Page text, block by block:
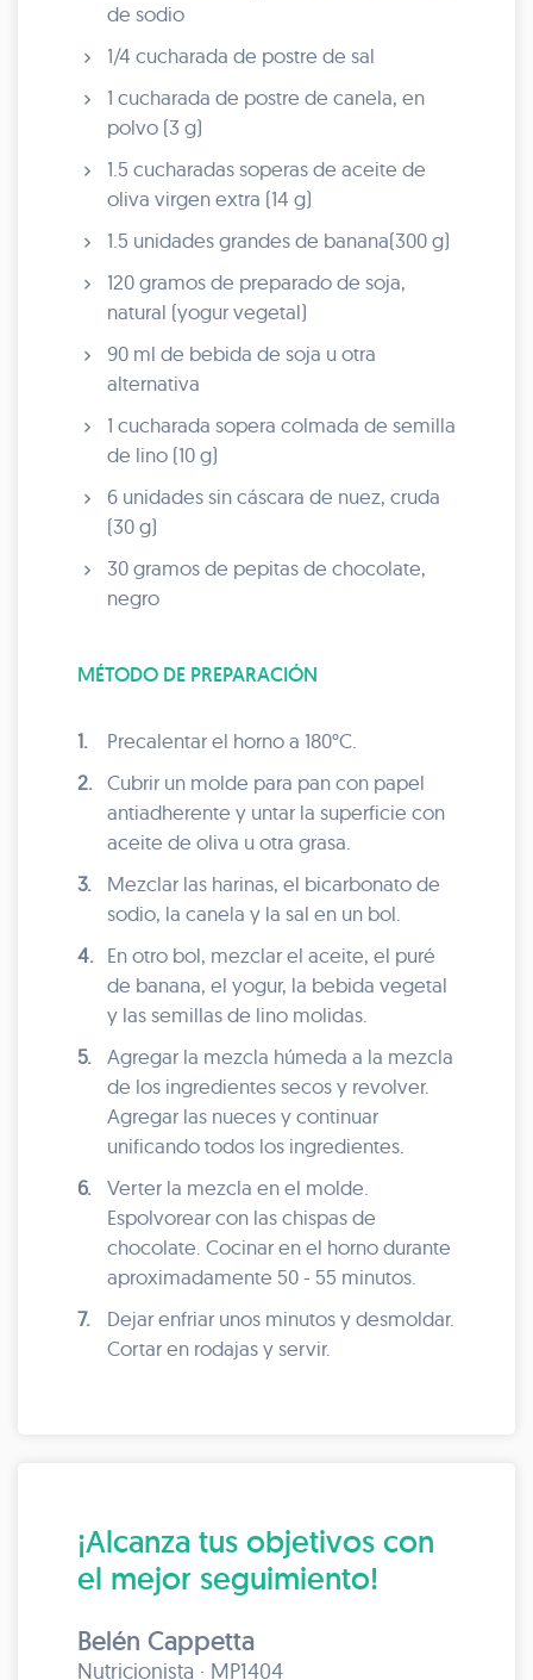
de sodio
1/4 cucharada de postre de sal
1 cucharada de postre de canela, en
polvo (3 g)
1.5 cucharadas soperas de aceite de
oliva virgen extra (14 g)
1.5 unidades grandes de banana(300 g)
120 gramos de preparado de soja,
natural (yogur vegetal)
90 ml de bebida de soja u otra
alternativa
1 cucharada sopera colmada de semilla
de lino (10 g)
6 unidades sin cáscara de nuez, cruda
(30 g)
30 gramos de pepitas de chocolate,
negro
MÉTODO DE PREPARACIÓN
1.
Precalentar el horno a 180°C.
2.
Cubrir un molde para pan con papel
antiadherente y untar la superficie con
aceite de oliva u otra grasa.
3.
Mezclar las harinas, el bicarbonato de
sodio, la canela y la sal en un bol.
4.
En otro bol, mezclar el aceite, el puré
de banana, el yogur, la bebida vegetal
y las semillas de lino molidas.
5.
Agregar la mezcla húmeda a la mezcla
de los ingredientes secos y revolver.
Agregar las nueces y continuar
unificando todos los ingredientes.
6.
Verter la mezcla en el molde.
Espolvorear con las chispas de
chocolate. Cocinar en el horno durante
aproximadamente 50 - 55 minutos.
7.
Dejar enfriar unos minutos y desmoldar.
Cortar en rodajas y servir.
¡Alcanza tus objetivos con
el mejor seguimiento!
Belén Cappetta
Nutricionista · MP1404